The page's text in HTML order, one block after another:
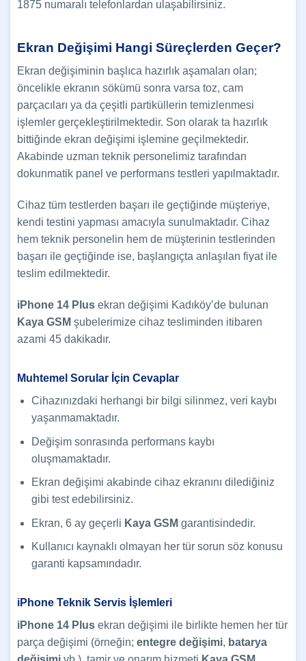
1875 numaralı telefonlardan ulaşabilirsiniz.
Ekran Değişimi Hangi Süreçlerden Geçer?
Ekran değişiminin başlıca hazırlık aşamaları olan;
öncelikle ekranın sökümü sonra varsa toz, cam
parçacıları ya da çeşitli partiküllerin temizlenmesi
işlemler gerçekleştirilmektedir. Son olarak ta hazırlık
bittiğinde ekran değişimi işlemine geçilmektedir.
Akabinde uzman teknik personelimiz tarafından
dokunmatik panel ve performans testleri yapılmaktadır.
Cihaz tüm testlerden başarı ile geçtiğinde müşteriye,
kendi testini yapması amacıyla sunulmaktadır. Cihaz
hem teknik personelin hem de müşterinin testlerinden
başarı ile geçtiğinde ise, başlangıçta anlaşılan fiyat ile
teslim edilmektedir.
iPhone 14 Plus ekran değişimi Kadıköy’de bulunan
Kaya GSM şubelerimize cihaz tesliminden itibaren
azami 45 dakikadır.
Muhtemel Sorular İçin Cevaplar
Cihazınızdaki herhangi bir bilgi silinmez, veri kaybı
yaşanmamaktadır.
Değişim sonrasında performans kaybı
oluşmamaktadır.
Ekran değişimi akabinde cihaz ekranını dilediğiniz
gibi test edebilirsiniz.
Ekran, 6 ay geçerli Kaya GSM garantisindedir.
Kullanıcı kaynaklı olmayan her tür sorun söz konusu
garanti kapsamındadır.
iPhone Teknik Servis İşlemleri
iPhone 14 Plus ekran değişimi ile birlikte hemen her tür
parça değişimi (örneğin; entegre değişimi, batarya